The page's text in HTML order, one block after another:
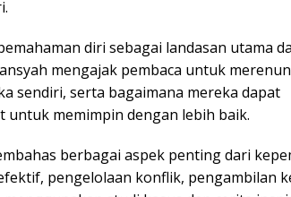
diri sebagai landasan utama
mengajak pembaca untuk
sendiri, serta bagaimana mereka dapat
memimpin dengan lebih baik.
berbagai aspek penting dari
pengelolaan konflik, pengambilan